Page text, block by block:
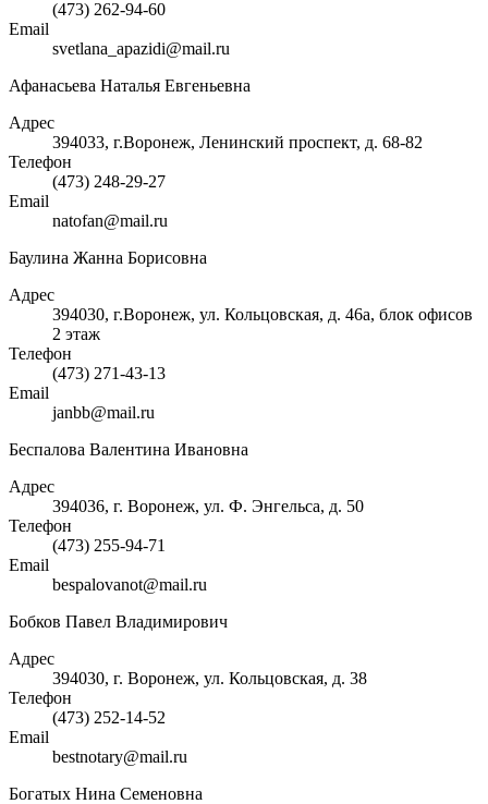
(473) 262-94-60
Email
svetlana_apazidi@mail.ru
Афанасьева Наталья Евгеньевна
Адрес
394033, г.Воронеж, Ленинский проспект, д. 68-82
Телефон
(473) 248-29-27
Email
natofan@mail.ru
Баулина Жанна Борисовна
Адрес
394030, г.Воронеж, ул. Кольцовская, д. 46а, блок офисов
2 этаж
Телефон
(473) 271-43-13
Email
janbb@mail.ru
Беспалова Валентина Ивановна
Адрес
394036, г. Воронеж, ул. Ф. Энгельса, д. 50
Телефон
(473) 255-94-71
Email
bespalovanot@mail.ru
Бобков Павел Владимирович
Адрес
394030, г. Воронеж, ул. Кольцовская, д. 38
Телефон
(473) 252-14-52
Email
bestnotary@mail.ru
Богатых Нина Семеновна